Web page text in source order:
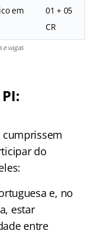
em
01 + 05
CR
e vagas
cumprissem
do
e, no
estar
entre